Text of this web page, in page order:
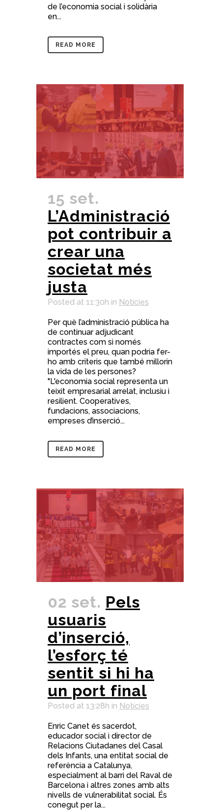
de l’economia social i solidària
en...
READ MORE
15 set.
L’Administració
pot contribuir a
crear una
societat més
justa
Posted at 11:30h in Notícies
Per què l’administració pública ha
de continuar adjudicant
contractes com si només
importés el preu, quan podria fer-
ho amb criteris que també millorin
la vida de les persones?
"L'economia social representa un
teixit empresarial arrelat, inclusiu i
resilient. Cooperatives,
fundacions, associacions,
empreses d’inserció...
READ MORE
02 set. Pels
usuaris
d’inserció,
l’esforç té
sentit si hi ha
un port final
Posted at 13:28h in Notícies
Enric Canet és sacerdot,
educador social i director de
Relacions Ciutadanes del Casal
dels Infants, una entitat social de
referència a Catalunya,
especialment al barri del Raval de
Barcelona i altres zones amb alts
nivells de vulnerabilitat social. És
conegut per la...